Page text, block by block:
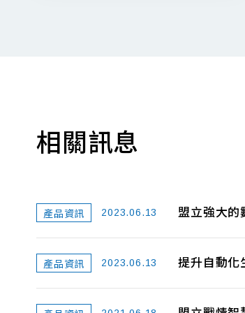
相關訊息
產品資訊 2023.06.13 盟立強大的
產品資訊 2023.06.13 提升自動化